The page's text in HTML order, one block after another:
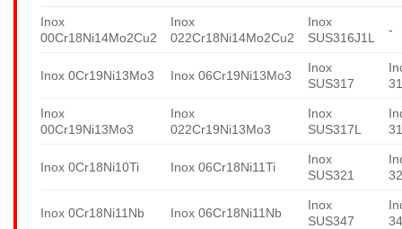
Inox
00Cr18Ni14Mo2Cu2
Inox
022Cr18Ni14Mo2Cu2
Inox
SUS316J1L
-
Inox 0Cr19Ni13Mo3 Inox 06Cr19Ni13Mo3
Inox
SUS317
Inox
00Cr19Ni13Mo3
Inox
022Cr19Ni13Mo3
Inox
SUS317L
Inox 0Cr18Ni10Ti Inox 06Cr18Ni11Ti
Inox
SUS321
Inox 0Cr18Ni11Nb Inox 06Cr18Ni11Nb
Inox
SUS347